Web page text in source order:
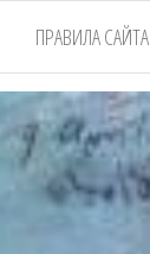
ПРАВИЛА САЙТА